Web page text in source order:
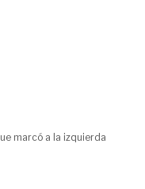
marcó a la izquierda